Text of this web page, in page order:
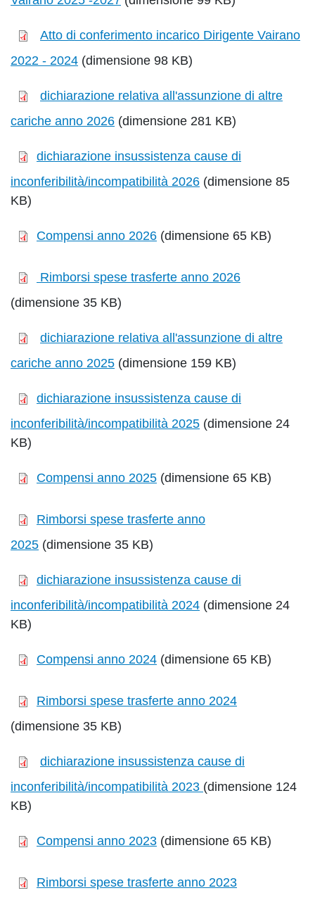
Atto di conferimento incarico Dirigente Vairano
2022 - 2024 (dimensione 98 KB)
dichiarazione relativa all'assunzione di altre
cariche anno 2026 (dimensione 281 KB)
dichiarazione insussistenza cause di
inconferibilità/incompatibilità 2026 (dimensione 85
KB)
Compensi anno 2026 (dimensione 65 KB)
Rimborsi spese trasferte anno 2026
(dimensione 35 KB)
dichiarazione relativa all'assunzione di altre
cariche anno 2025 (dimensione 159 KB)
dichiarazione insussistenza cause di
inconferibilità/incompatibilità 2025 (dimensione 24
KB)
Compensi anno 2025 (dimensione 65 KB)
Rimborsi spese trasferte anno
2025 (dimensione 35 KB)
dichiarazione insussistenza cause di
inconferibilità/incompatibilità 2024 (dimensione 24
KB)
Compensi anno 2024 (dimensione 65 KB)
Rimborsi spese trasferte anno 2024
(dimensione 35 KB)
dichiarazione insussistenza cause di
inconferibilità/incompatibilità 2023 (dimensione 124
KB)
Compensi anno 2023 (dimensione 65 KB)
Rimborsi spese trasferte anno 2023